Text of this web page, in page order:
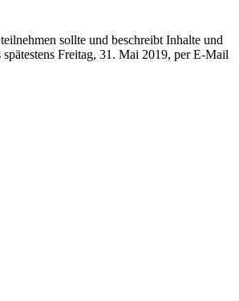
sollte und beschreibt Inhalte und
Freitag, 31. Mai 2019, per E-Mail